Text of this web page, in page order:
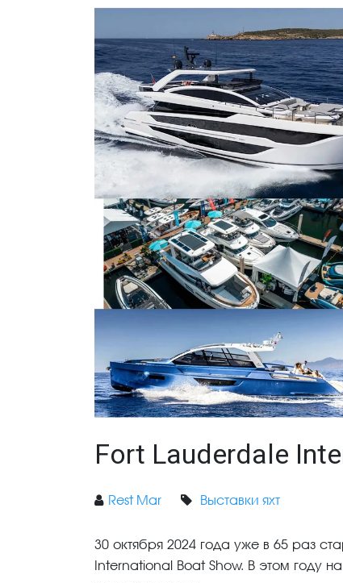
Fort Lauderdale
Rest Mar Выставки яхт
30 октября 2024 года уже в 65 раз
International Boat Show. В этом году